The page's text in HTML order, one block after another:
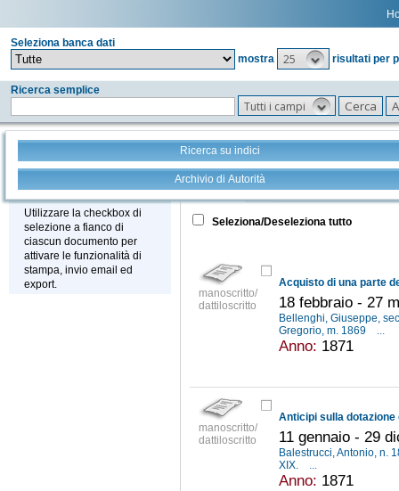
Seleziona banca dati
mostra
25 risultati per
Ricerca semplice
Tutti i campi
Ricerca su indici
Archivio di Autorità
Stampa - Email - Export
Utilizzare la checkbox di
selezione a fianco di
ciascun documento per
attivare le funzionalità di
stampa, invio email ed
export.
Tutto +
Seleziona/Deseleziona tutto
manoscritto/
dattiloscritto
18 febbraio - 27
Bellenghi, Giuseppe,
Gregorio, m. 1869
...
Anno: 1871
manoscritto/
dattiloscritto
11 gennaio - 29
Balestrucci, Antonio, n.
XIX.
...
Anno: 1871